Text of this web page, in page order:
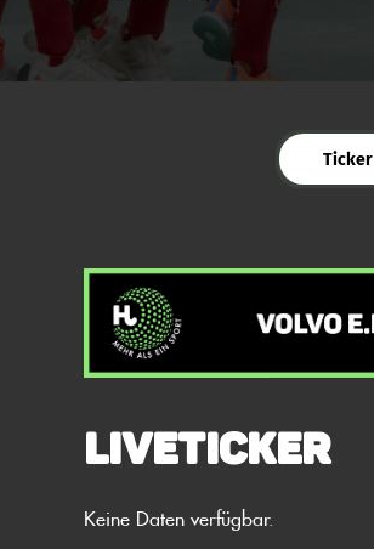
Ticker
Liveticker
Keine Daten verfügbar.